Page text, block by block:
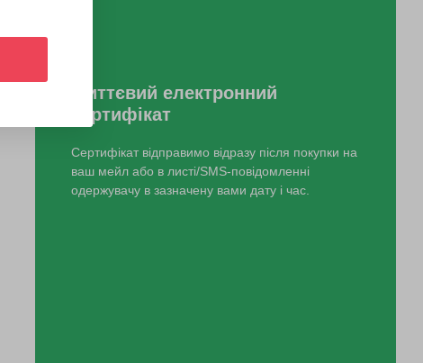
Миттєвий електронний
сертифікат
Сертифікат відправимо відразу після покупки на
ваш мейл або в листі/SMS-повідомленні
одержувачу в зазначену вами дату і час.